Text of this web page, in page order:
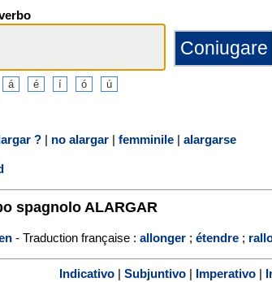
? | no alargar | femminile | alargarse
spagnolo ALARGAR
- Traduction française : allonger ; étendre ;
Indicativo Subjuntivo Imperativo